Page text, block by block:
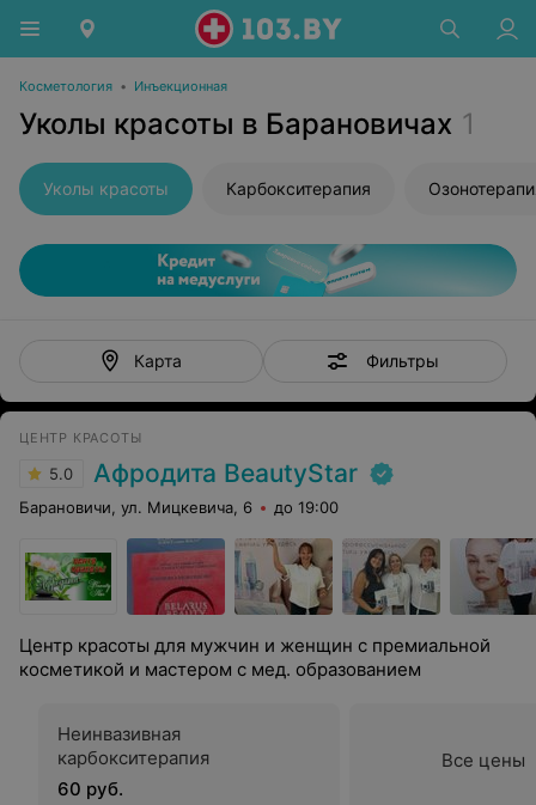
Косметология • Инъекционная
Уколы красоты в Барановичах 1
Уколы красоты Карбокситерапия
Карта Фильтры
ЦЕНТР КРАСОТЫ
5.0 Афродита BeautyStar
Барановичи, ул. Мицкевича, 6 до 19:00
Центр красоты для мужчин и женщин с премиальной
косметикой и мастером с мед. образованием
Неинвазивная
карбокситерапия
60 руб.
Все цены